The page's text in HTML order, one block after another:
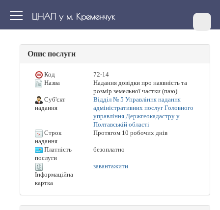
ЦНАП у м. Кременчук
Опис послуги
Код
72-14
Назва
Надання довідки про наявність та
розмір земельної частки (паю)
Суб'єкт
надання
Відділ № 5 Управління надання
адміністративних послуг Головного
управління Держгеокадастру у
Полтавській області
Строк
надання
Протягом 10 робочих днів
Платність
послуги
безоплатно
Інформаційна
картка
завантажити